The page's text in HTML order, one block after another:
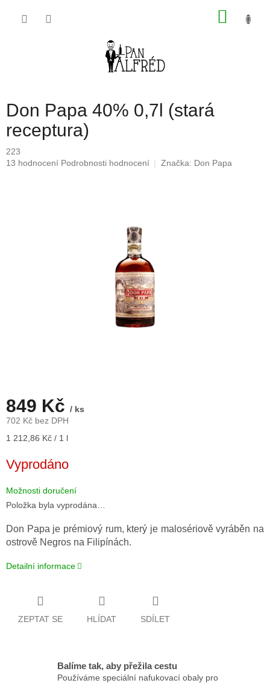
Don Papa 40% 0,7l (stará
receptura)
223
Průměrné
13 hodnocení Podrobnosti hodnocení Značka: Don Papa
849 Kč / ks
702 Kč bez DPH
Měrná
1 212,86 Kč / 1 l
Vyprodáno
Možnosti doručení
Položka byla vyprodána…
Don Papa je prémiový rum, který je malosériově vyráběn na
ostrově Negros na Filipínách.
Detailní informace
ZEPTAT SE HLÍDAT SDÍLET
Balíme tak, aby přežila cestu
Používáme speciální nafukovací obaly pro